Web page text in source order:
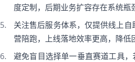
度定制，后期业务扩容存在系统瓶
关注售后服务体系，仅提供线上
营陪跑，上线落地效率更高，降低
避免盲目选择单一垂直赛道工具